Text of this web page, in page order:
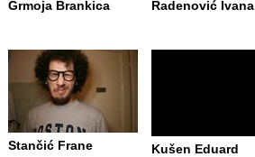
Grmoja Brankica Radenović Ivana
Stančić Frane Kušen Eduard